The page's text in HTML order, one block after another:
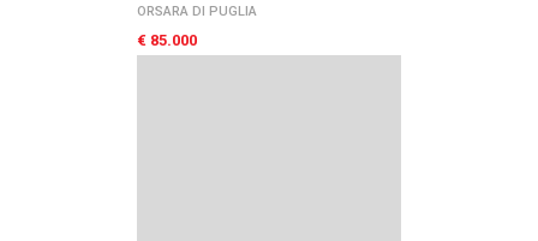
ORSARA DI PUGLIA
€ 85.000